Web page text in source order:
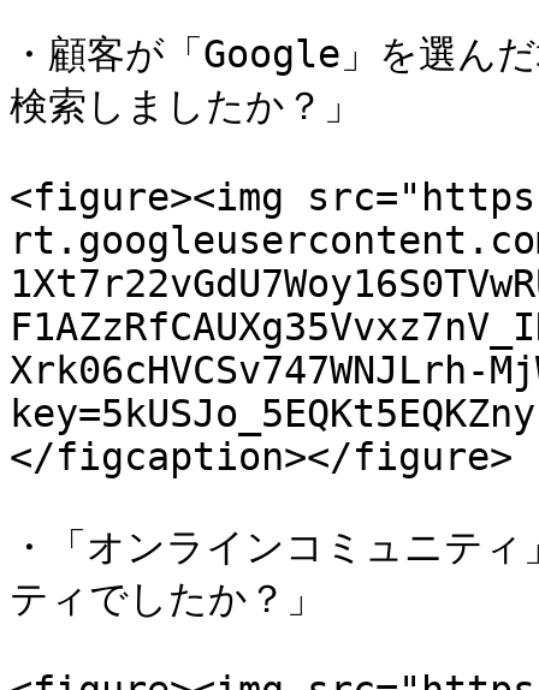
・顧客が「Google」を選ん
検索しましたか？」
<figure><img
Xrk06cHVCSv747WNJLrh-
</figcaption></figure>
・「オンラインコミュニテ
ティでしたか？」